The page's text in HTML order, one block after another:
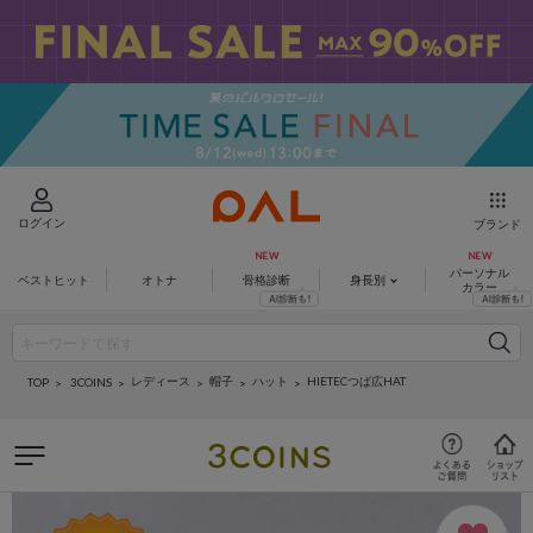
ログイン ブランド
ベストヒット オトナ 骨格診断 身長別
パーソナル
カラー
TOP 3COINS レディース 帽子 ハット HIETECつば広HAT